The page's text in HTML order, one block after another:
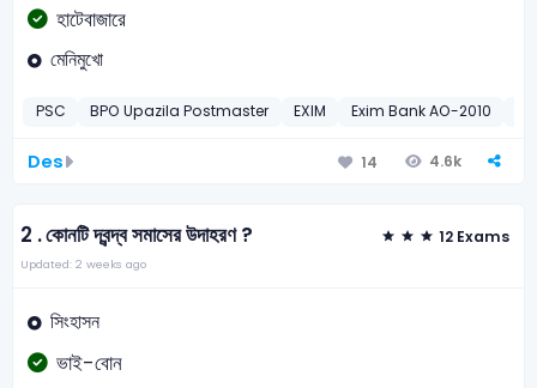
হাটেবাজারে
মেনিমুখো
PSC BPO Upazila Postmaster EXIM Exim Bank AO-2010
Des 14 4.6k
2 .কোনটি দ্বন্দ্ব সমাসের উদাহরণ ? 12 Exams
Updated: 2 weeks ago
সিংহাসন
ভাই-বোন